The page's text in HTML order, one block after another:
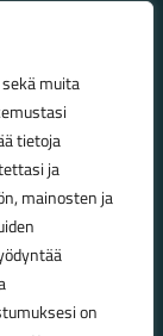
muita
tietoja
ja
mainosten ja
on